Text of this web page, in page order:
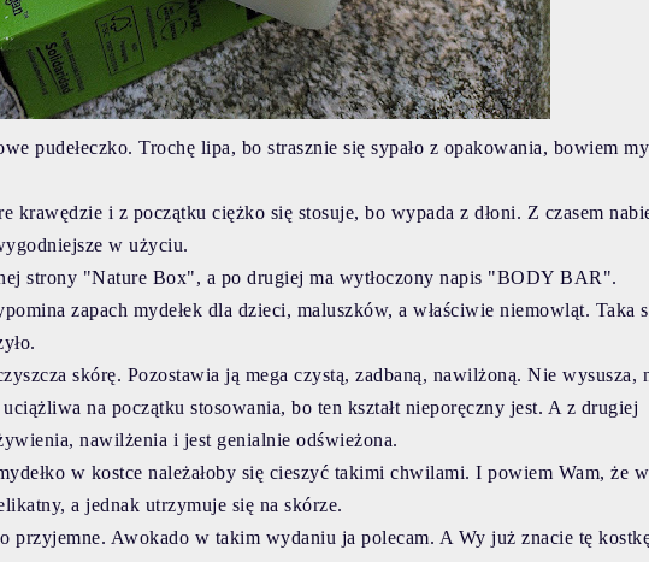
pudełeczko. Trochę lipa, bo strasznie się sypało z opakowania, bowiem
krawędzie i z początku ciężko się stosuje, bo wypada z dłoni. Z czasem
w użyciu.
strony "Nature Box", a po drugiej ma wytłoczony napis "BODY BAR".
zapach mydełek dla dzieci, maluszków, a właściwie niemowląt. Taka
skórę. Pozostawia ją mega czystą, zadbaną, nawilżoną. Nie wysusza,
na początku stosowania, bo ten kształt nieporęczny jest. A z drugiej
nawilżenia i jest genialnie odświeżona.
w kostce należałoby się cieszyć takimi chwilami. I powiem Wam, że
a jednak utrzymuje się na skórze.
przyjemne. Awokado w takim wydaniu ja polecam. A Wy już znacie tę